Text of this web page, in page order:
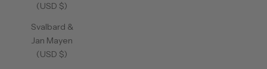
(USD $)
Svalbard &
Jan Mayen
(USD $)